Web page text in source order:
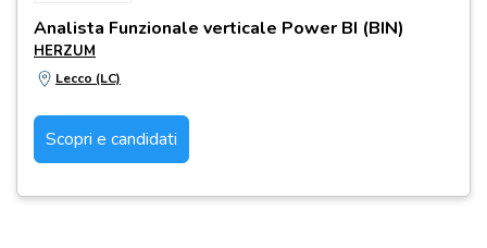
Analista Funzionale verticale Power BI (BIN)
HERZUM
Lecco (LC)
Scopri e candidati